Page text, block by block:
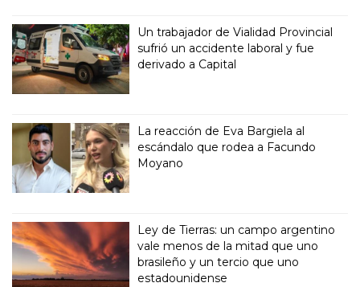
Un trabajador de Vialidad Provincial
sufrió un accidente laboral y fue
derivado a Capital
La reacción de Eva Bargiela al
escándalo que rodea a Facundo
Moyano
Ley de Tierras: un campo argentino
vale menos de la mitad que uno
brasileño y un tercio que uno
estadounidense